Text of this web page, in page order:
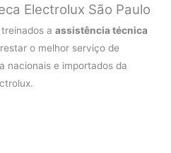
Electrolux São Paulo
treinados aassistência técnica
o melhor serviço de
nacionais e importados da